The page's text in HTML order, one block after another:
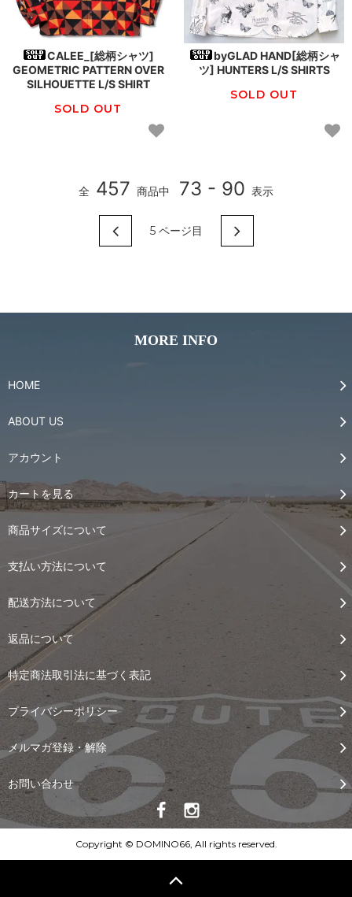
CALEE_[総柄シャツ]
GEOMETRIC PATTERN OVER
SILHOUETTE L/S SHIRT
SOLD OUT
byGLAD HAND[総柄シャ
ツ] HUNTERS L/S SHIRTS
SOLD OUT
全 457 商品中 73 - 90 表示
5 ページ目
MORE INFO
HOME
ABOUT US
アカウント
カートを見る
商品サイズについて
支払い方法について
配送方法について
返品について
特定商法取引法に基づく表記
プライバシーポリシー
メルマガ登録・解除
お問い合わせ
Copyright © DOMINO66, All rights reserved.